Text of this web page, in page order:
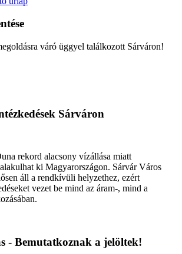
váró üggyel találkozott Sárváron!
Sárváron
rekord alacsony vízállása miatt
ki Magyarországon. Sárvár Város
áll a rendkívüli helyzethez, ezért
vezet be mind az áram-, mind a
- Bemutatkoznak a jelöltek!